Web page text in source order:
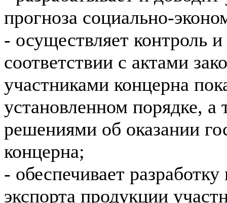
прогноза социально-
- осуществляет контроль
соответствии с актами
участниками концерна
установленном порядке,
решениями об оказании
концерна;
- обеспечивает
экспорта продукции